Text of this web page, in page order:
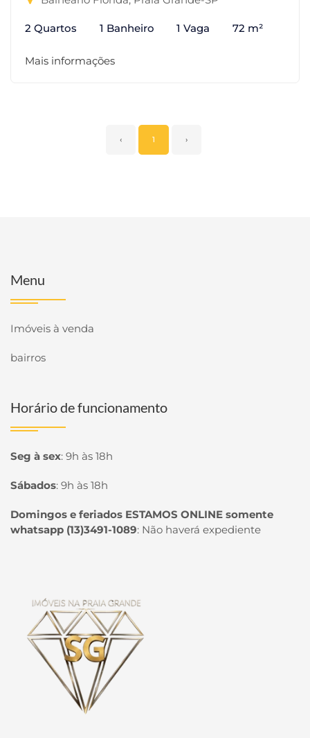
2 Quartos 1 Banheiro 1 Vaga 72 m²
Mais informações
‹ 1 ›
Menu
Imóveis à venda
bairros
Horário de funcionamento
Seg à sex: 9h às 18h
Sábados: 9h às 18h
Domingos e feriados ESTAMOS ONLINE somente
whatsapp (13)3491-1089: Não haverá expediente